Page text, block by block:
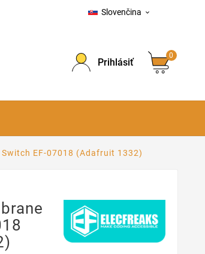
Slovenčina 
Prihlásiť
0
EF-07018 (Adafruit 1332)